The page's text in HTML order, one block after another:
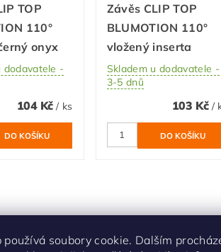
TOP
110°
onyx
dodavatele -
104 Kč/ ks
Závěs CLIP TOP
BLUMOTION 110°
vložený inserta
Skladem u dodavatele -
3-5 dnů
103 Kč /
používá soubory cookie. Dalším